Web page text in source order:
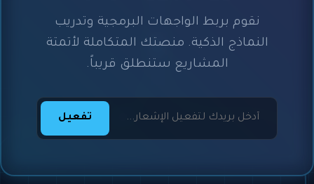
نقوم بربط الواجهات البرمجية وتدريب
النماذج الذكية. منصتك المتكاملة لأتمتة
المشاريع ستنطلق قريباً.
تفعيل